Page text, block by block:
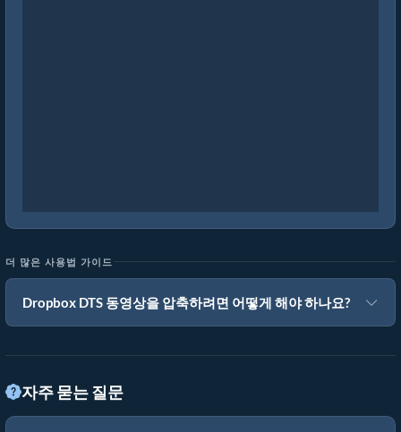
더 많은 사용법 가이드
Dropbox DTS 동영상을 압축하려면 어떻게 해야 하나요?
자주 묻는 질문